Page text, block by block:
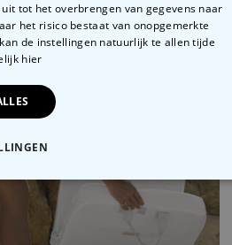
tot het overbrengen van gegevens naar
het risico bestaat van onopgemerkte
de instellingen natuurlijk te allen tijde
hier
MARKETING OVERIGE